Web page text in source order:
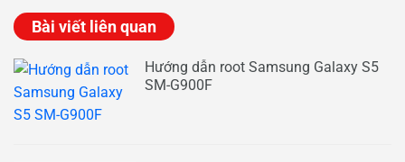
Bài viết liên quan
Hướng dẫn root Samsung Galaxy S5
SM-G900F